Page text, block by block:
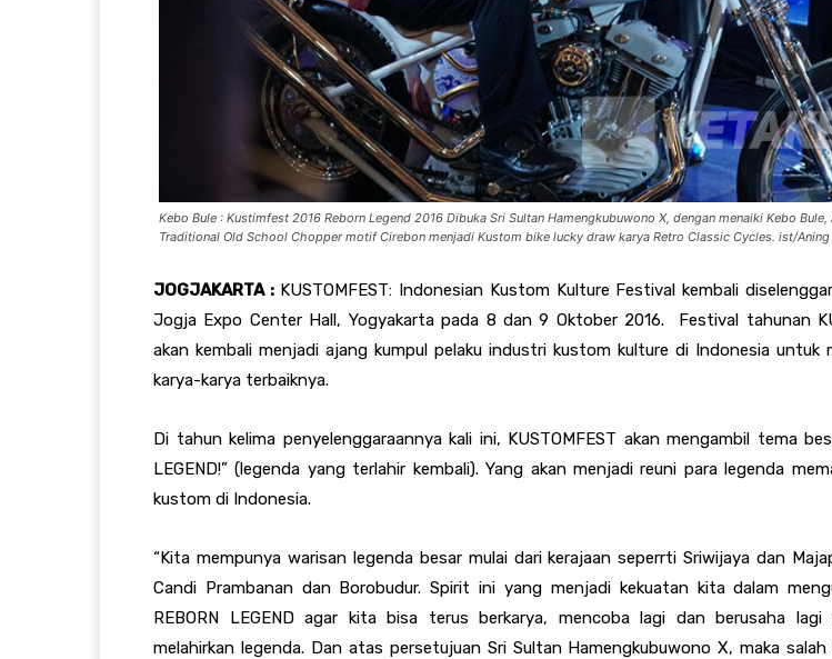
Kebo Bule : Kustimfest 2016 Reborn Legend 2016 Dibuka Sri Sultan Hamengkubuwono X, dengan menaiki Kebo Bule,
Traditional Old School Chopper motif Cirebon menjadi Kustom bike lucky draw karya Retro Classic Cycles. ist/Aning
JOGJAKARTA :KUSTOMFEST: Indonesian Kustom Kulture Festival kembali
Jogja Expo Center Hall, Yogyakarta pada 8 dan 9 Oktober 2016. Festival tahunan
akan kembali menjadi ajang kumpul pelaku industri kustom kulture di Indonesia untuk
karya-karya terbaiknya.
Di tahun kelima penyelenggaraannya kali ini, KUSTOMFEST akan mengambil tema
LEGEND!” (legenda yang terlahir kembali).Yang akan menjadi reuni para legenda
kustom di Indonesia.
“Kita mempunya warisan legenda besar mulai dari kerajaan seperrti Sriwijaya dan
Candi Prambanan dan Borobudur. Spirit ini yang menjadi kekuatan kita dalam
REBORN LEGEND agar kita bisa terus berkarya, mencoba lagi dan berusaha lagi
melahirkan legenda. Dan atas persetujuan Sri Sultan Hamengkubuwono X, maka